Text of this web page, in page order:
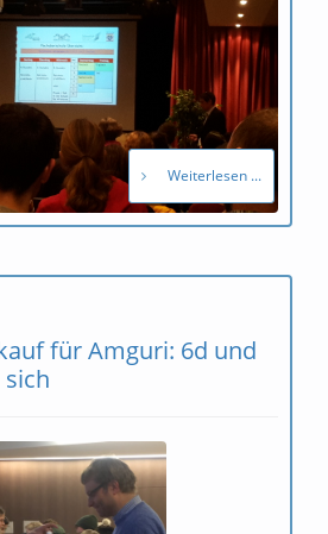
Weiterlesen ...
für Amguri: 6d und